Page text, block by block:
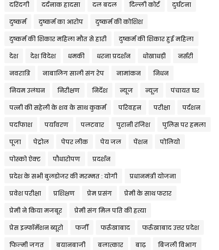
दरिंदगी दर्दनाक हादसा दल बदल दिल्ली कोर्ट दुर्घटना
दुष्कर्म दुष्कर्म का आरोप दुष्कर्म की कोशिश
दुष्कर्म की शिकार महिला मौत से हारी दुष्कर्म की शिकार हुई महिला
देश देश विदेश धमकी धरना प्रदर्शन धोखाधड़ी नर्सरी
नवरात्रि नाबालिग साली संग रेप नामांकन निधन
नियम उलंघन निरीक्षण निर्देश न्यूज न्यूज़ पंचायत घर
पत्नी की सहेली के शव के साथ कुकर्म परिवहन परीक्षा पर्दशन
पर्दाफाश पर्यावरण पलटवार पुरानी रंजिश पुलिस पर हमला
पूजा पेट्रोल पेपर लीक पेय जल पेंशन पोलियो
पोस्को ऐक्ट पौधारोपण प्रदर्शन
प्रदेश के सभी बुलडोजर की मरम्मत : योगी प्रधानमंत्री योजना
प्रवेश परीक्षा प्रशिक्षण प्रेम प्रसंग प्रेमी के साथ फरार
प्रेमी ने किया मजबूर प्रेमी संग मिल पति की हत्या
प्रेस इन्फॉर्मेशन ब्यूरो फर्जी फर्रुखाबाद फर्रुखाबाद उत्तर प्रदेश
फिल्मी जगत बयानबाजी बलात्कार बाढ़ बिजली विभाग